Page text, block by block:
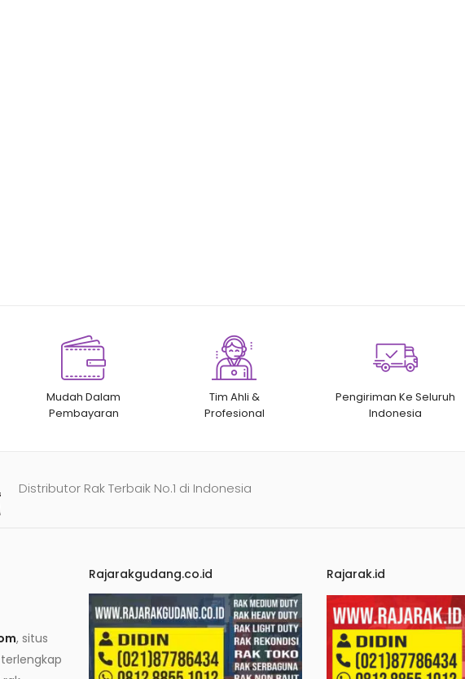
Mudah Dalam
Pembayaran
Tim Ahli &
Profesional
Pengiriman Ke Seluruh
Indonesia
Distributor Rak Terbaik No.1 di Indonesia
, situs
Rajarakgudang.co.id Rajarak.id